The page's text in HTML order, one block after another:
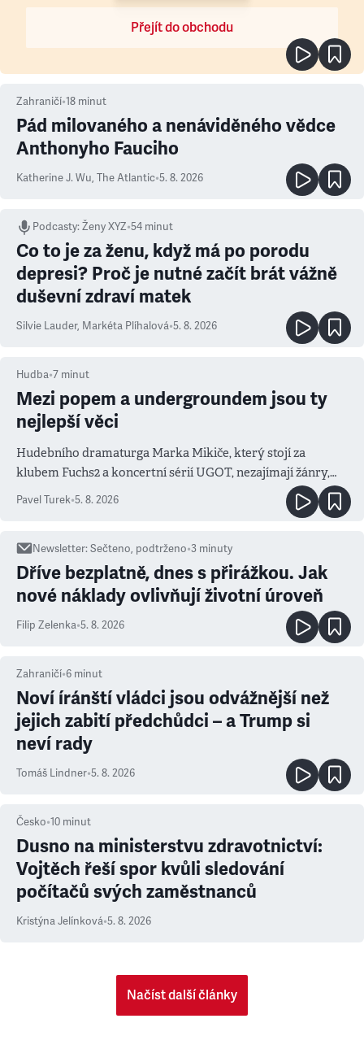
Přejít do obchodu
Zahraničí•18 minut
Pád milovaného a nenáviděného vědce
Anthonyho Fauciho
Katherine J. Wu, The Atlantic•5. 8. 2026
Podcasty:Ženy XYZ•54 minut
Co to je za ženu, když má po porodu
depresi? Proč je nutné začít brát vážně
duševní zdraví matek
Silvie Lauder, Markéta Plíhalová•5. 8. 2026
Hudba•7 minut
Mezi popem a undergroundem jsou ty
nejlepší věci
Hudebního dramaturga Marka Mikiče, který stojí za
klubem Fuchs2 a koncertní sérií UGOT, nezajímají žánry,
ale atmosféra
Pavel Turek•5. 8. 2026
Newsletter:Sečteno, podtrženo•3 minuty
Dříve bezplatně, dnes s přirážkou. Jak
nové náklady ovlivňují životní úroveň
Filip Zelenka•5. 8. 2026
Zahraničí•6 minut
Noví íránští vládci jsou odvážnější než
jejich zabití předchůdci – a Trump si
neví rady
Tomáš Lindner•5. 8. 2026
Česko•10 minut
Dusno na ministerstvu zdravotnictví:
Vojtěch řeší spor kvůli sledování
počítačů svých zaměstnanců
Kristýna Jelínková•5. 8. 2026
Načíst další články